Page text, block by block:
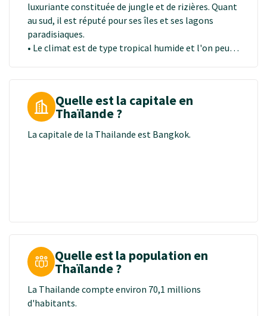
luxuriante constituée de jungle et de rizières. Quant
au sud, il est réputé pour ses îles et ses lagons
paradisiaques.
• Le climat est de type tropical humide et l'on peut
juin à novembre (ensoleillée mais avec
généralement de grosses averses assez brèves).
• La meilleure saison pour découvrir la Thaïlande est
donc de décembre à mai.
Quelle est la capitale en
Thaïlande ?
La capitale de la Thailande est Bangkok.
Quelle est la population en
Thaïlande ?
La Thailande compte environ 70,1 millions
d'habitants.